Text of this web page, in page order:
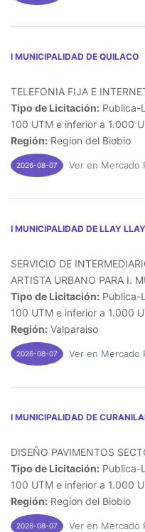
I MUNICIPALIDAD DE QUILACO
TELEFONIA FIJA E
Tipo de Licitación: Publica-
100 UTM e inferior a 1.000
Región: Region del Biobio
2026-08-07 Ver en Mercado
I MUNICIPALIDAD DE LLAY LLAY
SERVICIO DE
ARTISTA URBANO PARA I.
Tipo de Licitación: Publica-
100 UTM e inferior a 1.000
Región: Valparaiso
2026-08-07 Ver en Mercado
I MUNICIPALIDAD DE
DISEÑO PAVIMENTOS
Tipo de Licitación: Publica-
100 UTM e inferior a 1.000
Región: Region del Biobio
2026-08-07 Ver en Mercado